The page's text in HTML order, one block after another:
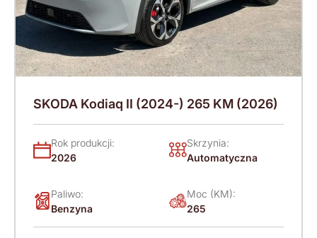
SKODA Kodiaq II (2024-) 265 KM (2026)
Rok produkcji:
2026
Skrzynia:
Automatyczna
Paliwo:
Benzyna
Moc (KM):
265